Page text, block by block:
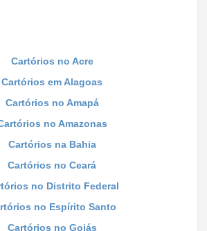
Cartórios no Acre
Cartórios em Alagoas
Cartórios no Amapá
no Amazonas
Cartórios na Bahia
Cartórios no Ceará
no Distrito Federal
no Espírito Santo
Cartórios no Goiás